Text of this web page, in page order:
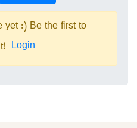
yet :) Be the first to
Login